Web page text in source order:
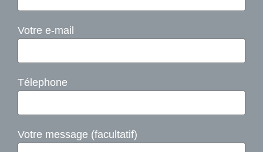
Votre e-mail
Télephone
Votre message (facultatif)